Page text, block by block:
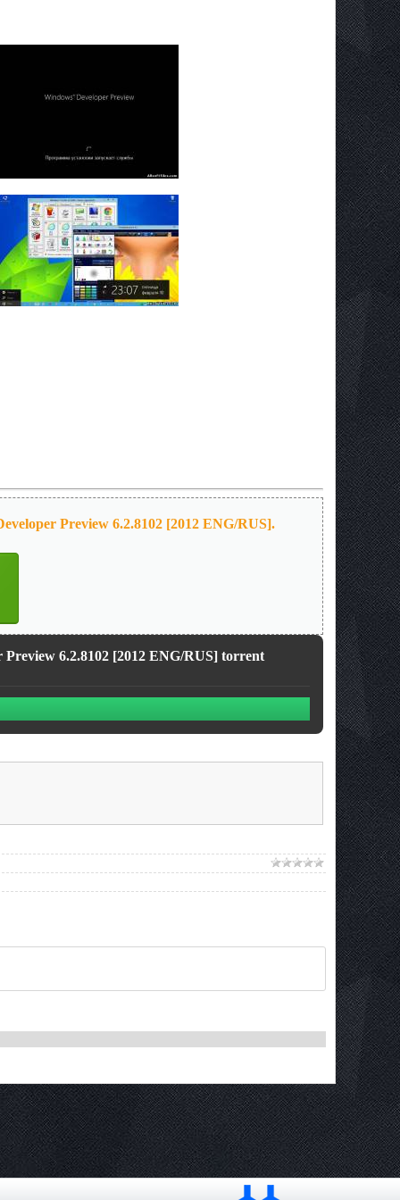
Preview 6.2.8102 [2012 ENG/RUS].
6.2.8102 [2012 ENG/RUS] torrent